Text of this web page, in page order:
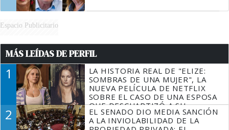
Espacio Publicitario
MÁS LEÍDAS DE PERFIL
1
LA HISTORIA REAL DE "ELIZE:
SOMBRAS DE UNA MUJER", LA
NUEVA PELÍCULA DE NETFLIX
SOBRE EL CASO DE UNA ESPOSA
QUE DESCUARTIZÓ A SU
MARIDO
2
EL SENADO DIO MEDIA SANCIÓN
A LA INVIOLABILIDAD DE LA